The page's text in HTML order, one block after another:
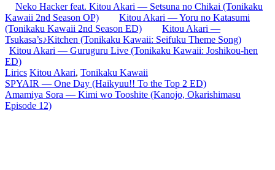
Neko Hacker feat. Kitou Akari — Setsuna no Chikai (Tonikaku
Kawaii 2nd Season OP)
Kitou Akari — Yoru no Katasumi
(Tonikaku Kawaii 2nd Season ED)
Kitou Akari —
Tsukasa’s♪Kitchen (Tonikaku Kawaii: Seifuku Theme Song)
Kitou Akari — Guruguru Live (Tonikaku Kawaii: Joshikou-hen
ED)
Lirics Kitou Akari, Tonikaku Kawaii
Запись
навигация
SPYAIR — One Day (Haikyuu!! To the Top 2 ED)
Amamiya Sora — Kimi wo Tooshite (Kanojo, Okarishimasu
Episode 12)